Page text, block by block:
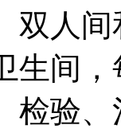
双人
生间
检验